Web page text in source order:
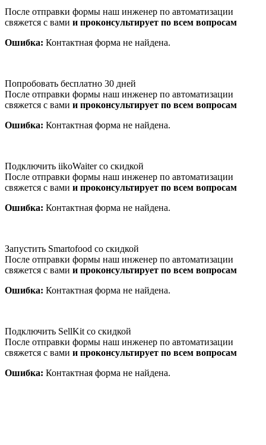
После отправки формы наш инженер по автоматизации
свяжется с вами и проконсультирует по всем вопросам
Ошибка: Контактная форма не найдена.
Попробовать бесплатно 30 дней
После отправки формы наш инженер по автоматизации
свяжется с вами и проконсультирует по всем вопросам
Ошибка: Контактная форма не найдена.
Подключить iikoWaiter со скидкой
После отправки формы наш инженер по автоматизации
свяжется с вами и проконсультирует по всем вопросам
Ошибка: Контактная форма не найдена.
Запустить Smartofood со скидкой
После отправки формы наш инженер по автоматизации
свяжется с вами и проконсультирует по всем вопросам
Ошибка: Контактная форма не найдена.
Подключить SellKit со скидкой
После отправки формы наш инженер по автоматизации
свяжется с вами и проконсультирует по всем вопросам
Ошибка: Контактная форма не найдена.